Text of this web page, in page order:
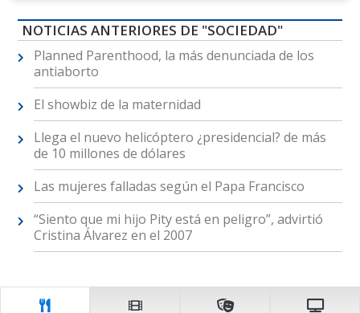
NOTICIAS ANTERIORES DE "SOCIEDAD"
Planned Parenthood, la más denunciada de los
antiaborto
El showbiz de la maternidad
Llega el nuevo helicóptero ¿presidencial? de más
de 10 millones de dólares
Las mujeres falladas según el Papa Francisco
“Siento que mi hijo Pity está en peligro”, advirtió
Cristina Álvarez en el 2007